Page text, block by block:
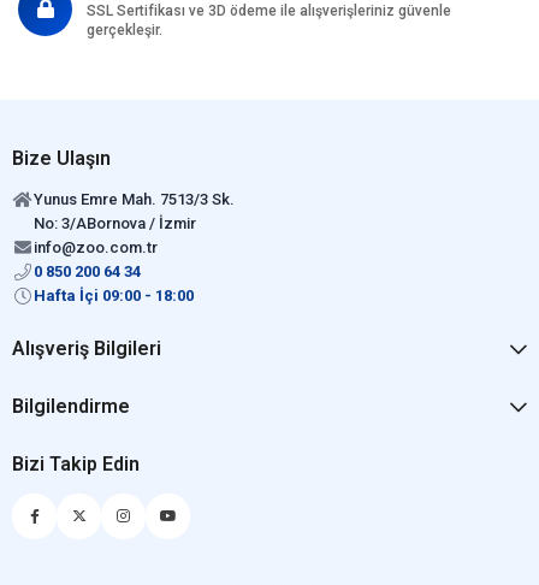
SSL Sertifikası ve 3D ödeme ile alışverişleriniz güvenle
gerçekleşir.
Bize Ulaşın
Yunus Emre Mah. 7513/3 Sk.
No: 3/ABornova / İzmir
info@zoo.com.tr
0 850 200 64 34
Hafta İçi 09:00 - 18:00
Alışveriş Bilgileri
Bilgilendirme
Bizi Takip Edin